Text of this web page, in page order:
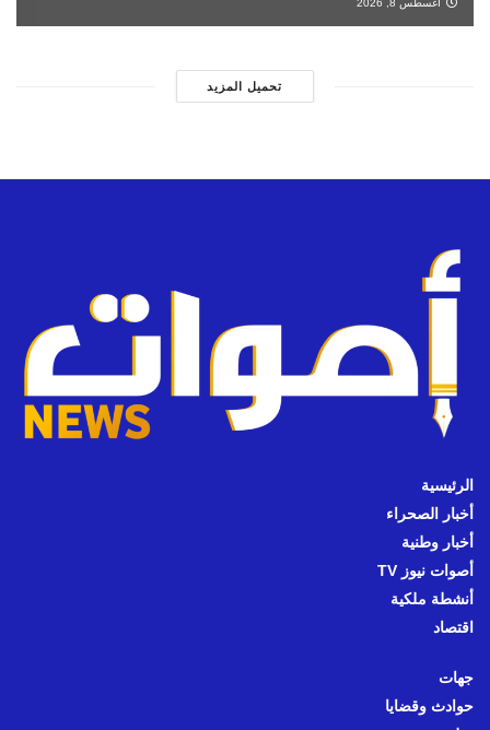
أغسطس 8, 2026
تحميل المزيد
الرئيسية
أخبار الصحراء
أخبار وطنية
أصوات نيوز TV
أنشطة ملكية
اقتصاد
جهات
حوادث وقضايا